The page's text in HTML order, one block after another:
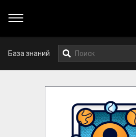
База знаний